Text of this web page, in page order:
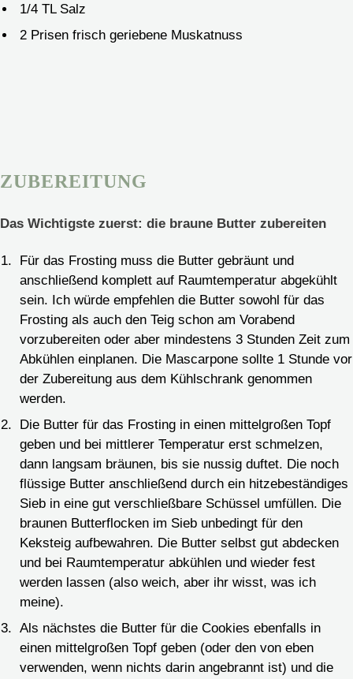
1/4 TL Salz
2 Prisen frisch geriebene Muskatnuss
ZUBEREITUNG
Das Wichtigste zuerst: die braune Butter zubereiten
Für das Frosting muss die Butter gebräunt und
anschließend komplett auf Raumtemperatur abgekühlt
sein. Ich würde empfehlen die Butter sowohl für das
Frosting als auch den Teig schon am Vorabend
vorzubereiten oder aber mindestens 3 Stunden Zeit zum
Abkühlen einplanen. Die Mascarpone sollte 1 Stunde vor
der Zubereitung aus dem Kühlschrank genommen
werden.
Die Butter für das Frosting in einen mittelgroßen Topf
geben und bei mittlerer Temperatur erst schmelzen,
dann langsam bräunen, bis sie nussig duftet. Die noch
flüssige Butter anschließend durch ein hitzebeständiges
Sieb in eine gut verschließbare Schüssel umfüllen. Die
braunen Butterflocken im Sieb unbedingt für den
Keksteig aufbewahren. Die Butter selbst gut abdecken
und bei Raumtemperatur abkühlen und wieder fest
werden lassen (also weich, aber ihr wisst, was ich
meine).
Als nächstes die Butter für die Cookies ebenfalls in
einen mittelgroßen Topf geben (oder den von eben
verwenden, wenn nichts darin angebrannt ist) und die